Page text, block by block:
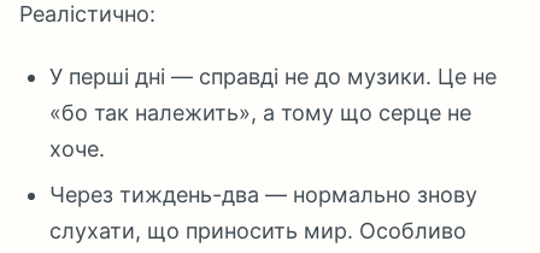
Реалістично:
У перші дні — справді не до музики. Це не
«бо так належить», а тому що серце не
хоче.
Через тиждень-два — нормально знову
слухати, що приносить мир. Особливо